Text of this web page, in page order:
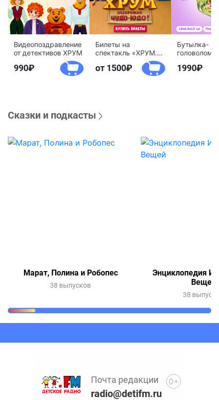
Видеопоздравление
от детективов ХРУМ
990
Билеты на
спектакль «ХРУМ.
Осторожно, Чудо-
Юдо!»
от 1500
Бутылка-
агентство
1990
Сказки и подкасты
Марат, Полина и Робопес
38 выпусков
Энциклопедия
Вещей
38
Почта редакции
radio@detifm.ru
0+